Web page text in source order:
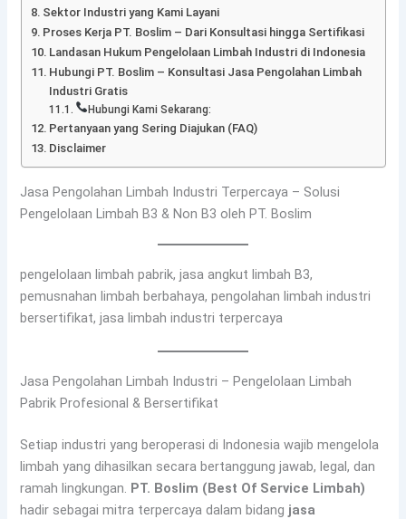
Sektor Industri yang Kami Layani
Proses Kerja PT. Boslim – Dari Konsultasi hingga Sertifikasi
Landasan Hukum Pengelolaan Limbah Industri di Indonesia
Hubungi PT. Boslim – Konsultasi Jasa Pengolahan Limbah
Industri Gratis
Hubungi Kami Sekarang:
Pertanyaan yang Sering Diajukan (FAQ)
Disclaimer
Jasa Pengolahan Limbah Industri Terpercaya – Solusi
Pengelolaan Limbah B3 & Non B3 oleh PT. Boslim
pengelolaan limbah pabrik, jasa angkut limbah B3,
pemusnahan limbah berbahaya, pengolahan limbah industri
bersertifikat, jasa limbah industri terpercaya
Jasa Pengolahan Limbah Industri – Pengelolaan Limbah
Pabrik Profesional & Bersertifikat
Setiap industri yang beroperasi di Indonesia wajib mengelola
limbah yang dihasilkan secara bertanggung jawab, legal, dan
ramah lingkungan. PT. Boslim (Best Of Service Limbah)
hadir sebagai mitra terpercaya dalam bidang jasa